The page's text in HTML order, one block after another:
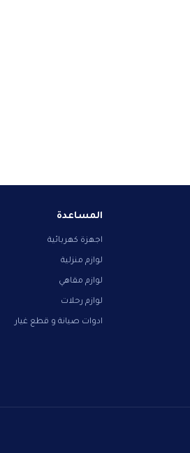
المساعدة
اجهزة كهربائية
لوازم منزلية
لوازم مقاهي
لوازم رحلات
ادوات صيانة و قطع غيار